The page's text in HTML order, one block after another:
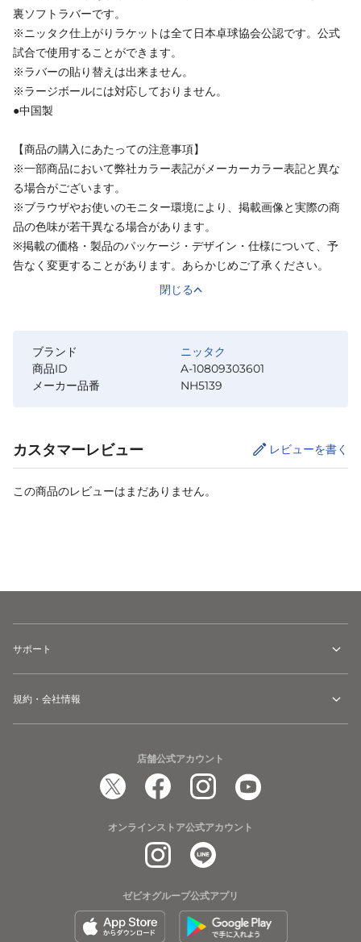
裏ソフトラバーです。
※ニッタク仕上がりラケットは全て日本卓球協会公認です。公式
試合で使用することができます。
※ラバーの貼り替えは出来ません。
※ラージボールには対応しておりません。
●中国製
【商品の購入にあたっての注意事項】
※一部商品において弊社カラー表記がメーカーカラー表記と異な
る場合がございます。
※ブラウザやお使いのモニター環境により、掲載画像と実際の商
品の色味が若干異なる場合があります。
※掲載の価格・製品のパッケージ・デザイン・仕様について、予
告なく変更することがあります。あらかじめご了承ください。
閉じる
ブランド
ニッタク
商品ID
A-10809303601
メーカー品番
NH5139
カスタマーレビュー レビューを書く
この商品のレビューはまだありません。
サポート
規約・会社情報
店舗公式アカウント
オンラインストア公式アカウント
ゼビオグループ公式アプリ